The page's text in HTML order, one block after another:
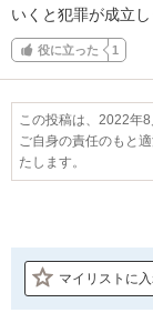
いくと犯罪が成立
役に立った 1
この投稿は、2022年
ご自身の責任のもと
たします。
マイリストに